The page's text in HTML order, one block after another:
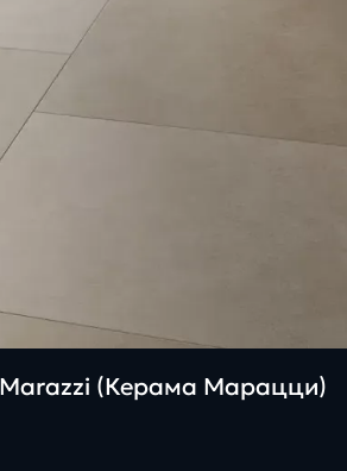
(Керама Марацци)